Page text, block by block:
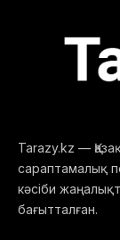
Tarazy.kz —
сараптамалық
кәсіби
бағытталған.